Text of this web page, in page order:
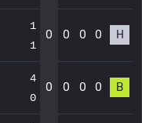
1
1
0 0 0 0 Н
4
0
0 0 0 0 В